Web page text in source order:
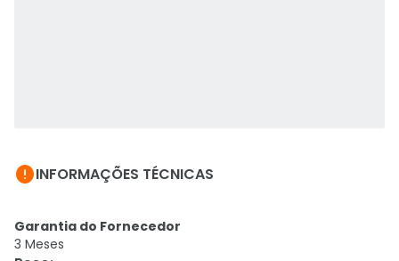
INFORMAÇÕES TÉCNICAS
Garantia do Fornecedor
3 Meses